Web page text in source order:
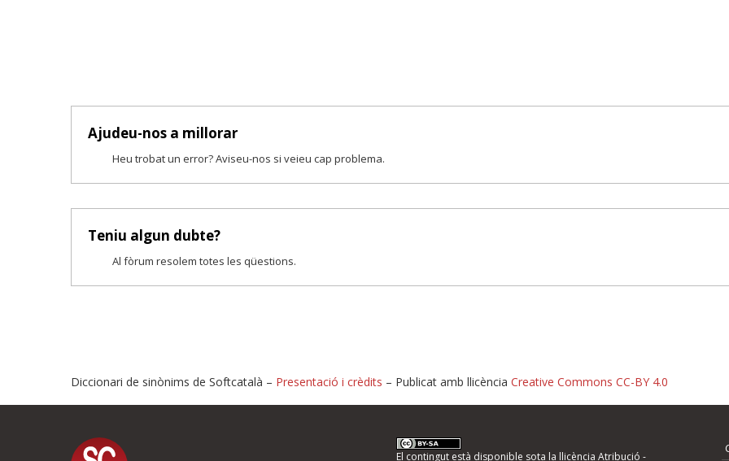
Ajudeu-nos a millorar
Heu trobat un error? Aviseu-nos si veieu cap problema.
Teniu algun dubte?
Al fòrum resolem totes les qüestions.
Proposeu-nos millores o informeu d'errors
Diccionari de sinònims de Softcatalà – Presentació i crèdits – Publicat amb llicència Creative Commons CC-BY 4.0
El contingut està disponible sota la llicència Atribució -